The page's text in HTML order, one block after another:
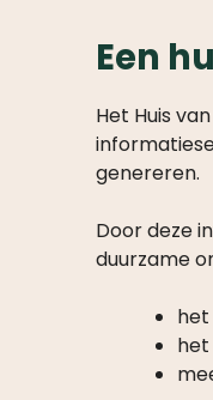
Een
Het Huis
genereren.
Door deze
duurzame
het